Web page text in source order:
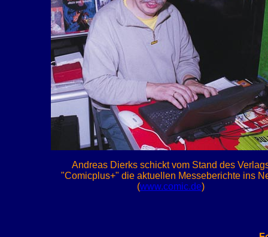
Andreas Dierks schickt vom Stand des
"Comicplus+" die aktuellen Messeberichte ins
(www.comic.de)